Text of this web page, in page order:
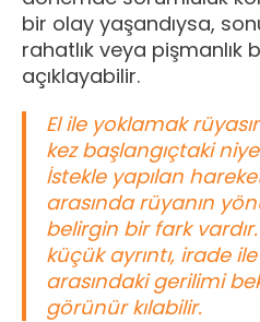
bir olay yaşandıysa,
rahatlık veya pişmanlık
açıklayabilir.
El ile yoklamak
kez başlangıçtaki
İstekle yapılan
arasında rüyanın
belirgin bir fark
küçük ayrıntı, irade
arasındaki gerilimi
görünür kılabilir.